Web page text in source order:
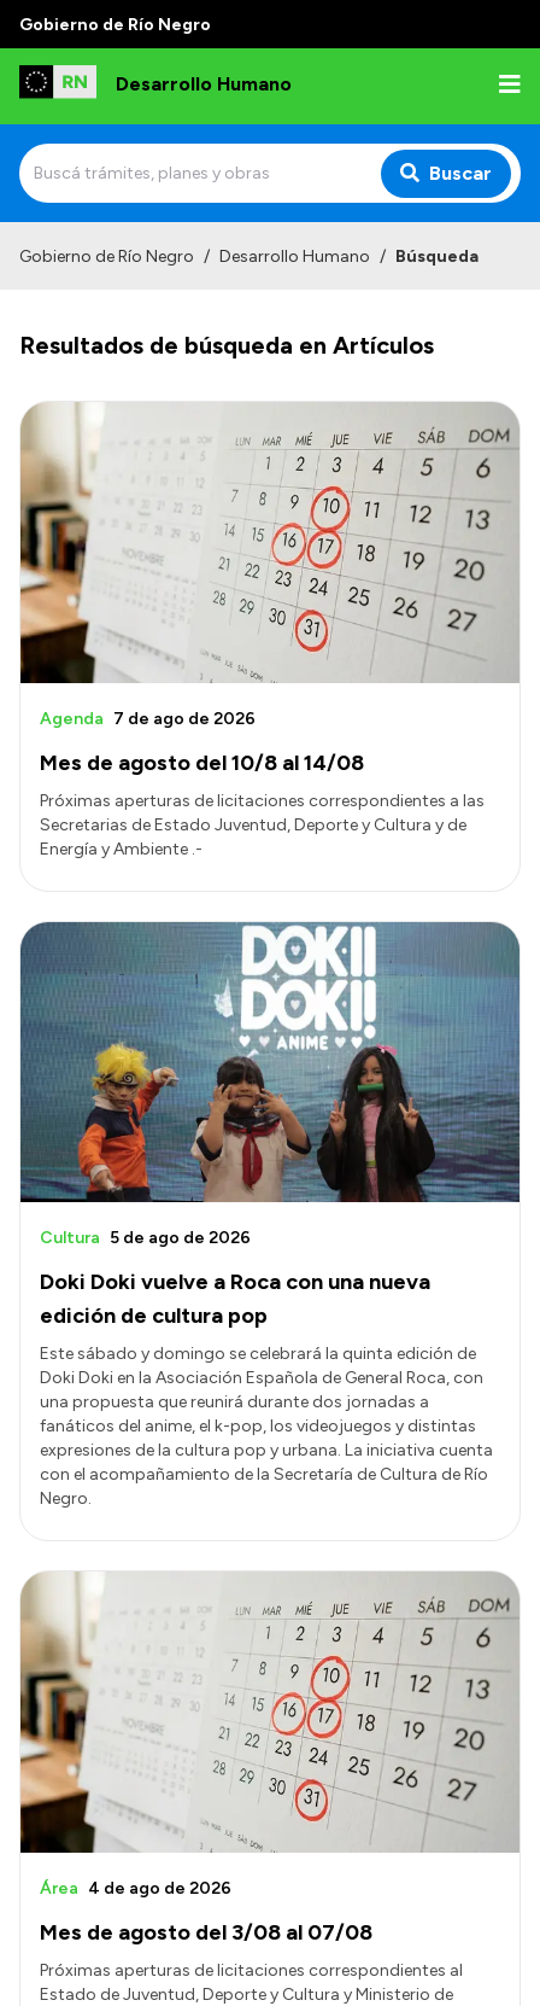
Gobierno de Río Negro
Desarrollo Humano
Buscar
Misión
Autoridades
Normativa
Transparencia
Presupuesto
Boletín Oficial
Compras y licitaciones
Convocatorias
Intranet
Gobierno de Río Negro / Desarrollo Humano / Búsqueda
Resultados de búsqueda en Artículos
Mes de agosto del 10/8 al 14/08
Agenda 7 de ago de 2026
Próximas aperturas de licitaciones correspondientes a las
Secretarias de Estado Juventud, Deporte y Cultura y de
Energía y Ambiente .-
Doki Doki vuelve a Roca con una nueva
edición de cultura pop
Cultura 5 de ago de 2026
Este sábado y domingo se celebrará la quinta edición de
Doki Doki en la Asociación Española de General Roca, con
una propuesta que reunirá durante dos jornadas a
fanáticos del anime, el k-pop, los videojuegos y distintas
expresiones de la cultura pop y urbana. La iniciativa cuenta
con el acompañamiento de la Secretaría de Cultura de Río
Negro.
Mes de agosto del 3/08 al 07/08
Área 4 de ago de 2026
Próximas aperturas de licitaciones correspondientes al
Estado de Juventud, Deporte y Cultura y Ministerio de